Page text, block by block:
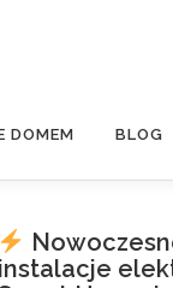
DOMEM BLOG
instalacje